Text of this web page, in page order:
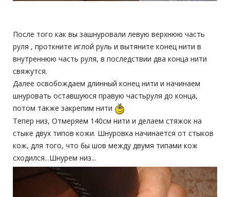
После того как вы зашнуровали левую верхнюю часть
руля , проткните иглой руль и вытяните конец нити в
внутреннюю часть руля, в последствии два конца нити
свяжутся.
Далее освобождаем длинный конец нити и начинаем
шнуровать оставшуюся правую частьруля до конца,
потом также закрепим нити
Тепер низ, Отмеряем 140см нити и делаем стяжок на
стыке двух типов кожи. Шнуровка начинается от стыков
кож, для того, что бы шов между двумя типами кож
сходился...Шнурем низ...